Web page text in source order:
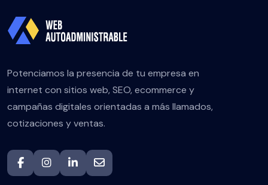
Potenciamos la presencia de tu empresa en
internet con sitios web, SEO, ecommerce y
campañas digitales orientadas a más llamados,
cotizaciones y ventas.